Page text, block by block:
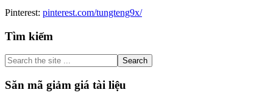
Pinterest: pinterest.com/tungteng9x/
Primary
Sidebar
Tìm kiếm
Search
the
site
...
Săn mã giảm giá tài liệu